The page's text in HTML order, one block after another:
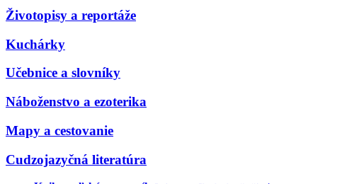
Životopisy a reportáže
Kuchárky
Učebnice a slovníky
Náboženstvo a ezoterika
Mapy a cestovanie
Cudzojazyčná literatúra